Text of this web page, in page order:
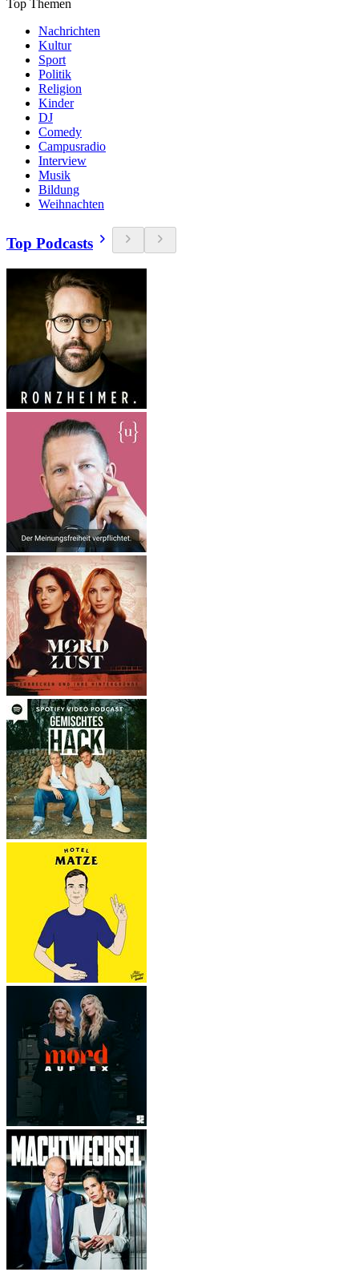
Top Themen
Nachrichten
Kultur
Sport
Politik
Religion
Kinder
DJ
Comedy
Campusradio
Interview
Musik
Bildung
Weihnachten
Top Podcasts